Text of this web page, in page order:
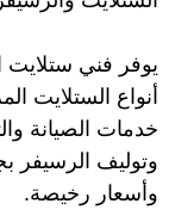
يوفر فني ستلايت
أنواع الستلايت
خدمات الصيانة
وتوليف الرسيفر
وأسعار رخيصة.